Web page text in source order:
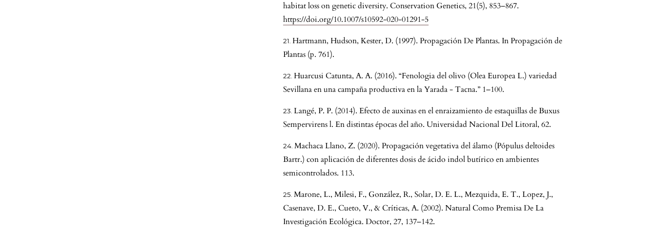
habitat loss on genetic diversity. Conservation Genetics, 21(5), 853–867.
https://doi.org/10.1007/s10592-020-01291-5
Hartmann, Hudson, Kester, D. (1997). Propagación De Plantas. In Propagación de
Plantas (p. 761).
Huarcusi Catunta, A. A. (2016). “Fenologia del olivo (Olea Europea L.) variedad
Sevillana en una campaña productiva en la Yarada - Tacna.” 1–100.
Langé, P. P. (2014). Efecto de auxinas en el enraizamiento de estaquillas de Buxus
Sempervirens l. En distintas épocas del año. Universidad Nacional Del Litoral, 62.
Machaca Llano, Z. (2020). Propagación vegetativa del álamo (Pópulus deltoides
Bartr.) con aplicación de diferentes dosis de ácido indol butírico en ambientes
semicontrolados. 113.
Marone, L., Milesi, F., González, R., Solar, D. E. L., Mezquida, E. T., Lopez, J.,
Casenave, D. E., Cueto, V., & Críticas, A. (2002). Natural Como Premisa De La
Investigación Ecológica. Doctor, 27, 137–142.